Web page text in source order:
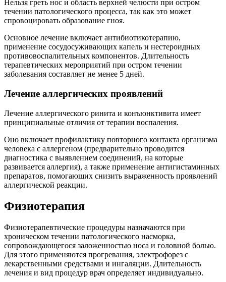
Нельзя греть нос и область верхней челюсти при остром
течении патологического процесса, так как это может
спровоцировать образование гноя.
Основное лечение включает антибиотикотерапию,
применение сосудосуживающих капель и нестероидных
противовоспалительных компонентов. Длительность
терапевтических мероприятий при остром течении
заболевания составляет не менее 5 дней.
Лечение аллергических проявлений
Лечение аллергического ринита и конъюнктивита имеет
принципиальные отличия от терапии воспаления.
Оно включает профилактику повторного контакта организма
человека с аллергеном (предварительно проводится
диагностика с выявлением соединений, на которые
развивается аллергия), а также применение антигистаминных
препаратов, помогающих снизить выраженность проявлений
аллергической реакции.
Физиотерапия
Физиотерапевтические процедуры назначаются при
хроническом течении патологического насморка,
сопровождающегося заложенностью носа и головной болью.
Для этого применяются прогревания, электрофорез с
лекарственными средствами и ингаляции. Длительность
лечения и вид процедур врач определяет индивидуально.